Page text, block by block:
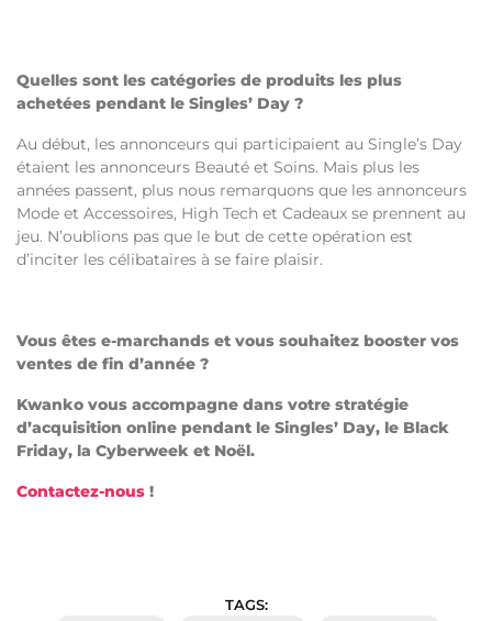
Quelles sont les catégories de produits les plus
achetées pendant le Singles’ Day ?
Au début, les annonceurs qui participaient au Single’s Day
étaient les annonceurs Beauté et Soins. Mais plus les
années passent, plus nous remarquons que les annonceurs
Mode et Accessoires, High Tech et Cadeaux se prennent au
jeu. N’oublions pas que le but de cette opération est
d’inciter les célibataires à se faire plaisir.
Vous êtes e-marchands et vous souhaitez booster vos
ventes de fin d’année ?
Kwanko vous accompagne dans votre stratégie
d’acquisition online pendant le Singles’ Day, le Black
Friday, la Cyberweek et Noël.
Contactez-nous !
TAGS: